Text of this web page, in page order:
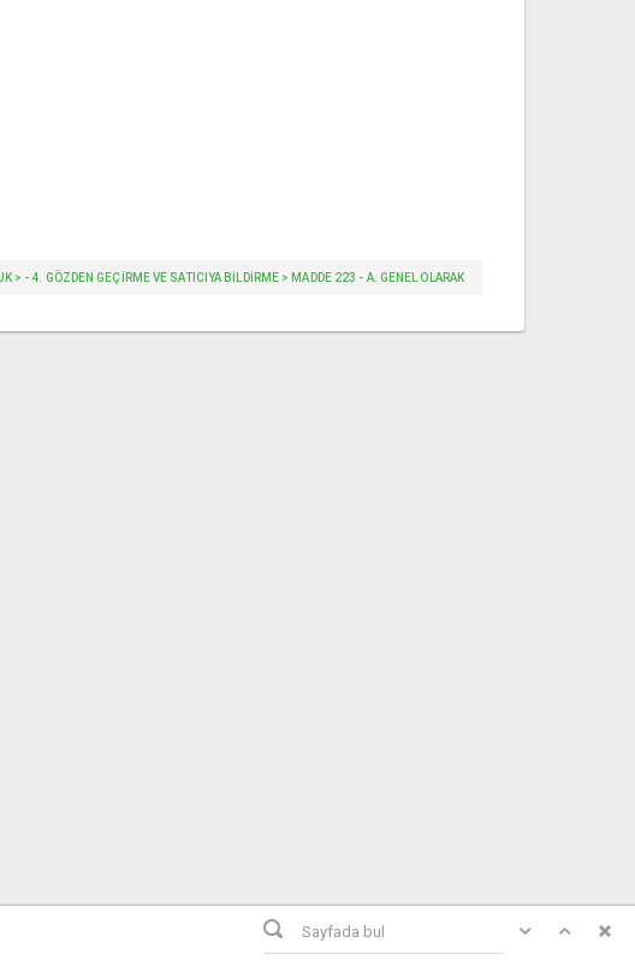
- 4. GÖZDEN GEÇIRME VE SATICIYA BILDIRME > MADDE 223 - A. GENEL OLARAK